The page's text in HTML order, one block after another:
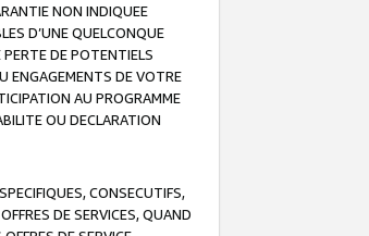
NON INDIQUEE
D’UNE QUELCONQUE
DE POTENTIELS
ENGAGEMENTS DE VOTRE
AU PROGRAMME
OU DECLARATION
CONSECUTIFS,
DE SERVICES, QUAND